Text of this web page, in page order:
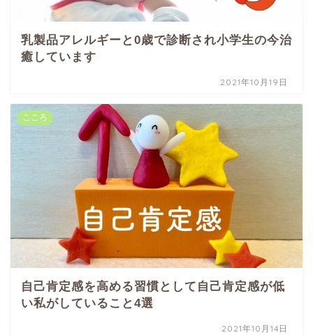
乳製品アレルギーと0歳で診断され小学生の今治
癒しています
2021年10月19日
こころ
自己肯定感を高める習慣として自己肯定感が低
い私がしていること4選
2021年10月14日